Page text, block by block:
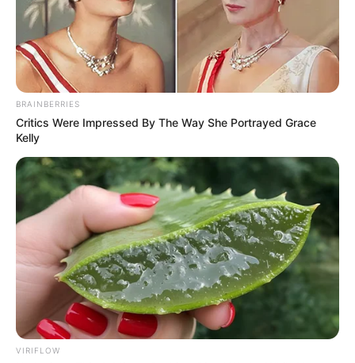
Home > Aposentadoria
BRAINBERRIES
Critics Were Impressed By The Way She Portrayed Grace
Kelly
VIRIFLOW